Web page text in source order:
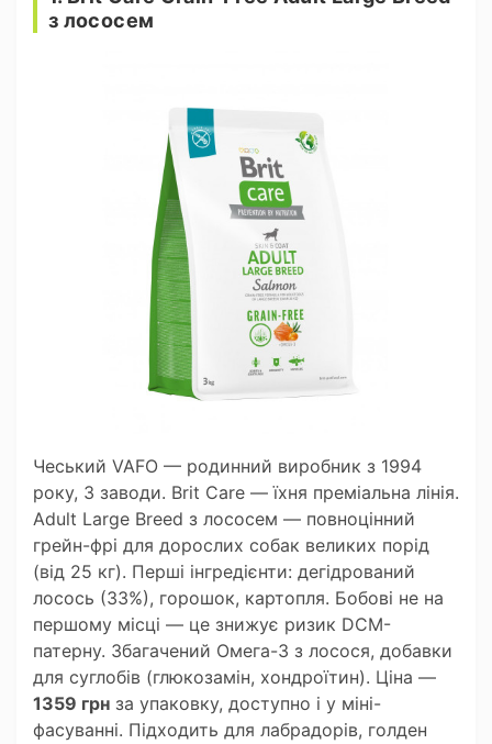
з лососем
Чеський VAFO — родинний виробник з 1994
року, 3 заводи. Brit Care — їхня преміальна лінія.
Adult Large Breed з лососем — повноцінний
грейн-фрі для дорослих собак великих порід
(від 25 кг). Перші інгредієнти: дегідрований
лосось (33%), горошок, картопля. Бобові не на
першому місці — це знижує ризик DCM-
патерну. Збагачений Омега-3 з лосося, добавки
для суглобів (глюкозамін, хондроїтин). Ціна —
1359 грн за упаковку, доступно і у міні-
фасуванні. Підходить для лабрадорів, голден